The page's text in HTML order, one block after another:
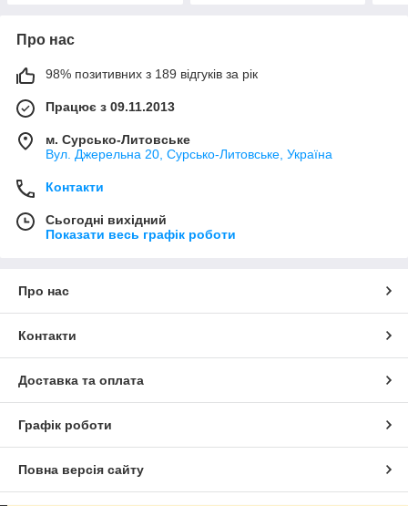
Про нас
98% позитивних з 189 відгуків за рік
Працює з 09.11.2013
м. Сурсько-Литовське
Вул. Джерельна 20, Сурсько-Литовське, Україна
Контакти
Сьогодні вихідний
Показати весь графік роботи
Про нас
Контакти
Доставка та оплата
Графік роботи
Повна версія сайту